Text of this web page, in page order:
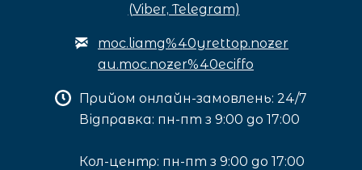
(Viber, Telegram)
moc.liamg%40yrettop.nozer
au.moc.nozer%40eciffo
Прийом онлайн-замовлень: 24/7
Відправка: пн-пт з 9:00 до 17:00
Кол-центр: пн-пт з 9:00 до 17:00